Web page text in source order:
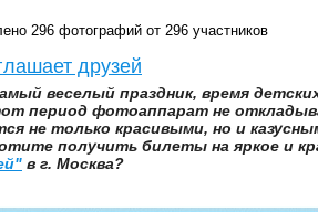
296 фотографий от 296 участников
друзей
веселый праздник, время
период фотоаппарат не
не только красивыми, но и
получить билеты на яркое и
в г. Москва?